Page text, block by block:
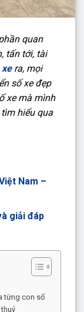
quan
tấn tới, tài
ra, mọi
số xe đẹp
xe mà mình
hiểu qua
Nam –
giải đáp
từng con số